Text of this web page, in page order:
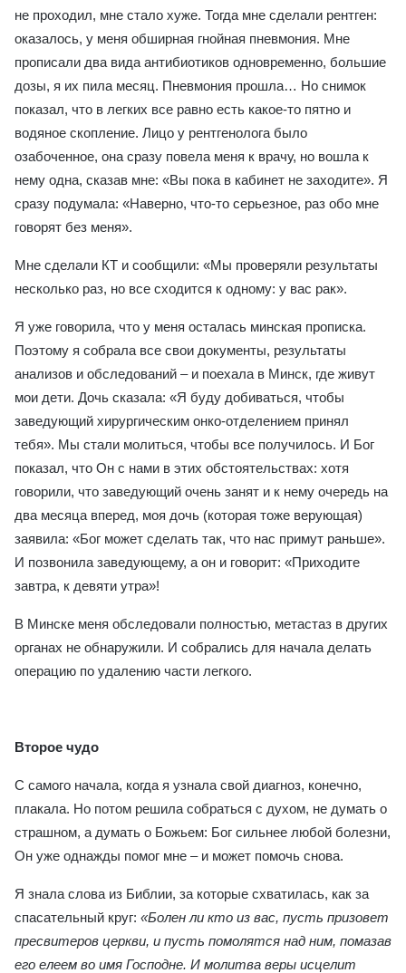
не проходил, мне стало хуже. Тогда мне сделали рентген:
оказалось, у меня обширная гнойная пневмония. Мне
прописали два вида антибиотиков одновременно, большие
дозы, я их пила месяц. Пневмония прошла… Но снимок
показал, что в легких все равно есть какое-то пятно и
водяное скопление. Лицо у рентгенолога было
озабоченное, она сразу повела меня к врачу, но вошла к
нему одна, сказав мне: «Вы пока в кабинет не заходите». Я
сразу подумала: «Наверно, что-то серьезное, раз обо мне
говорят без меня».
Мне сделали КТ и сообщили: «Мы проверяли результаты
несколько раз, но все сходится к одному: у вас рак».
Я уже говорила, что у меня осталась минская прописка.
Поэтому я собрала все свои документы, результаты
анализов и обследований – и поехала в Минск, где живут
мои дети. Дочь сказала: «Я буду добиваться, чтобы
заведующий хирургическим онко-отделением принял
тебя». Мы стали молиться, чтобы все получилось. И Бог
показал, что Он с нами в этих обстоятельствах: хотя
говорили, что заведующий очень занят и к нему очередь на
два месяца вперед, моя дочь (которая тоже верующая)
заявила: «Бог может сделать так, что нас примут раньше».
И позвонила заведующему, а он и говорит: «Приходите
завтра, к девяти утра»!
В Минске меня обследовали полностью, метастаз в других
органах не обнаружили. И собрались для начала делать
операцию по удалению части легкого.
Второе чудо
С самого начала, когда я узнала свой диагноз, конечно,
плакала. Но потом решила собраться с духом, не думать о
страшном, а думать о Божьем: Бог сильнее любой болезни,
Он уже однажды помог мне – и может помочь снова.
Я знала слова из Библии, за которые схватилась, как за
спасательный круг: «Болен ли кто из вас, пусть призовет
пресвитеров церкви, и пусть помолятся над ним, помазав
его елеем во имя Господне. И молитва веры исцелит